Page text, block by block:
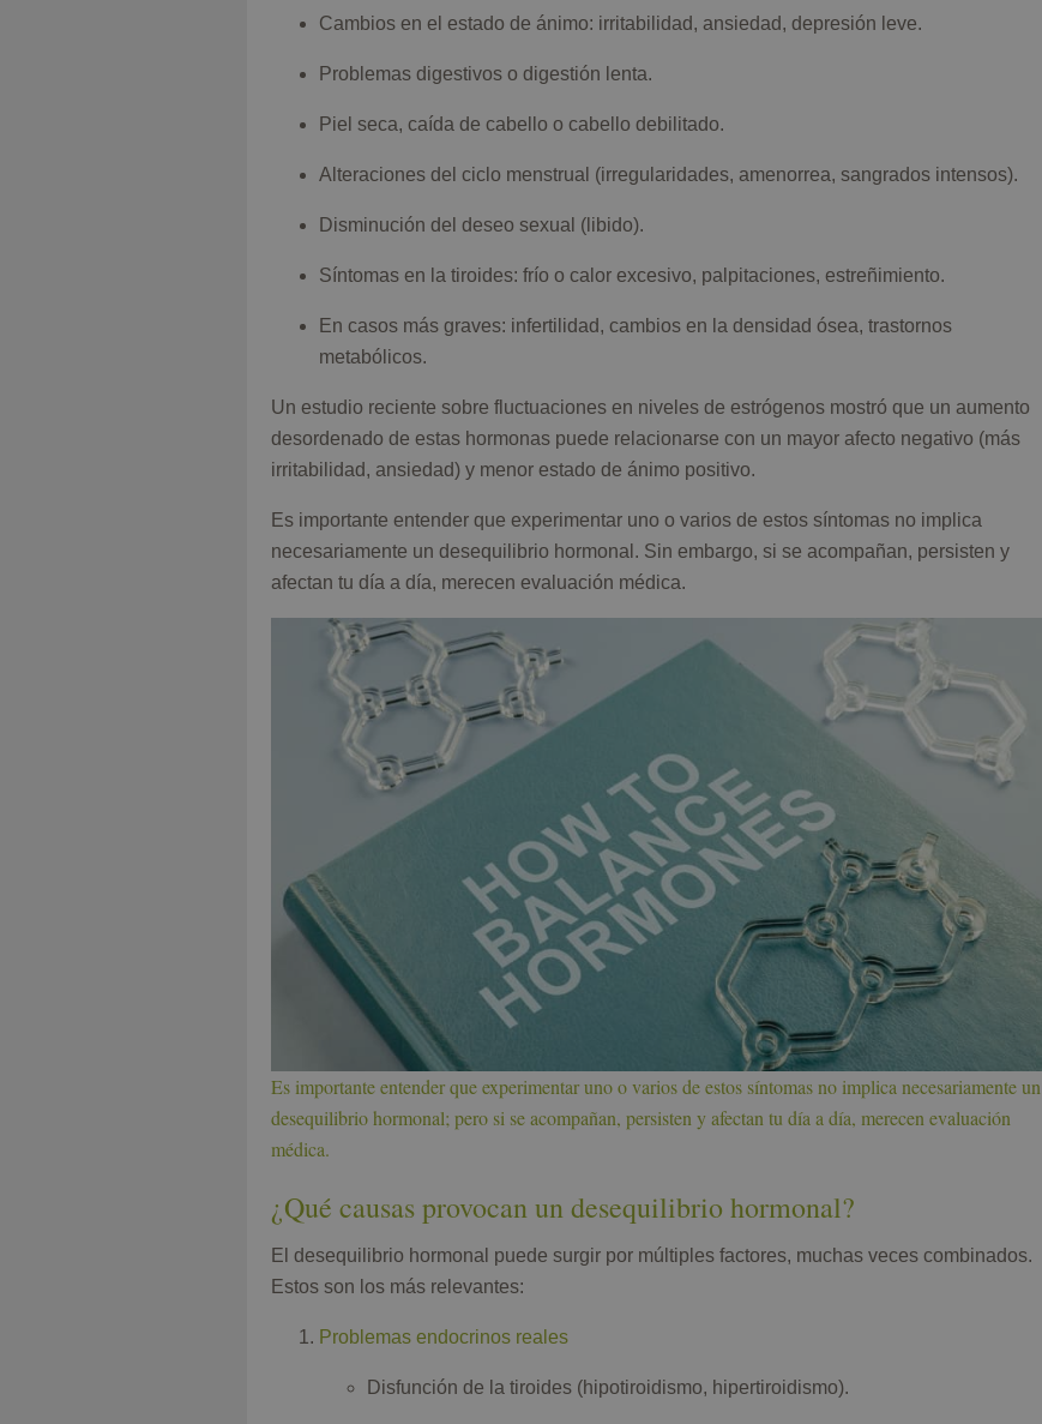
Cambios en el estado de ánimo: irritabilidad, ansiedad, depresión leve.
Problemas digestivos o digestión lenta.
Piel seca, caída de cabello o cabello debilitado.
Alteraciones del ciclo menstrual (irregularidades, amenorrea, sangrados intensos).
Disminución del deseo sexual (libido).
Síntomas en la tiroides: frío o calor excesivo, palpitaciones, estreñimiento.
En casos más graves: infertilidad, cambios en la densidad ósea, trastornos
metabólicos.
Un estudio reciente sobre fluctuaciones en niveles de estrógenos mostró que un aumento
desordenado de estas hormonas puede relacionarse con un mayor afecto negativo (más
irritabilidad, ansiedad) y menor estado de ánimo positivo.
Es importante entender que experimentar uno o varios de estos síntomas no implica
necesariamente un desequilibrio hormonal. Sin embargo, si se acompañan, persisten y
afectan tu día a día, merecen evaluación médica.
Es importante entender que experimentar uno o varios de estos síntomas no implica necesariamente un
desequilibrio hormonal; pero si se acompañan, persisten y afectan tu día a día, merecen evaluación
médica.
¿Qué causas provocan un desequilibrio hormonal?
El desequilibrio hormonal puede surgir por múltiples factores, muchas veces combinados.
Estos son los más relevantes:
Problemas endocrinos reales
Disfunción de la tiroides (hipotiroidismo, hipertiroidismo).